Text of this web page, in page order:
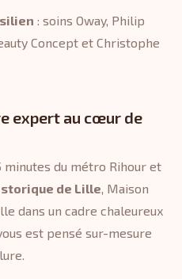
: soins Oway, Philip
Concept et Christophe
expert au cœur de
minutes du métro Rihour et
de Lille , Maison
dans un cadre chaleureux
est pensé sur-mesure